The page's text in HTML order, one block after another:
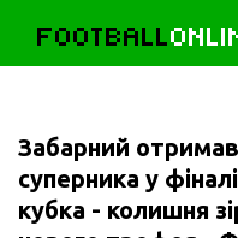
FOOTBALL
Забарний
суперника у
кубка - колишня